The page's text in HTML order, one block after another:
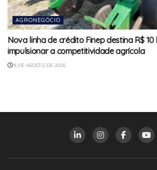
AGRONEGÓCIO
Nova linha de crédito Finep destina R$
impulsionar a competitividade agrícola
8 DE AGOSTO DE 2026